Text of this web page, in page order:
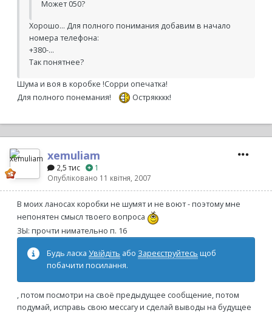
Может 050?
Хорошо... Для полного понимания добавим в начало
номера телефона:
+380-...
Так понятнее?
Шума и воя в коробке !Сорри опечатка!
Для полного понемания!
Острякккк!
xemuliam
2,5 тис
1
Опубліковано 11 квітня, 2007
В моих ланосах коробки не шумят и не воют - поэтому мне
непонятен смысл твоего вопроса
ЗЫ: прочти нимательно п. 16
Будь ласка Увійдіть або Зареєструйтесь щоб
побачити посилання.
, потом посмотри на своё предыдущее сообщение, потом
подумай, исправь свою мессагу и сделай выводы на будущее